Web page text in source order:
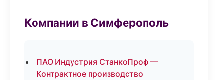
Компании в Симферополь
ПАО Индустрия СтанкоПроф —
Контрактное производство